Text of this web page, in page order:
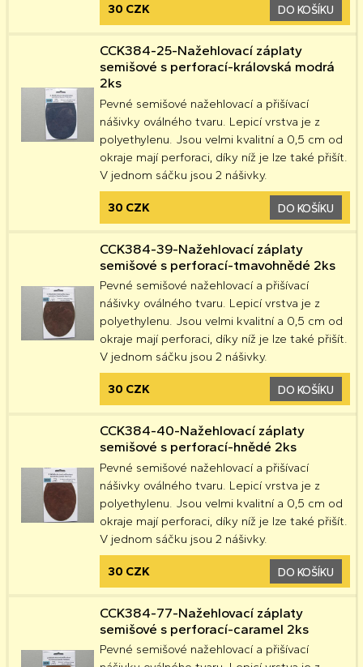
30 CZK DO KOŠÍKU
CCK384-25-Nažehlovací záplaty
semišové s perforací-královská modrá
2ks
Pevné semišové nažehlovací a přišívací
nášivky oválného tvaru. Lepicí vrstva je z
polyethylenu. Jsou velmi kvalitní a 0,5 cm od
okraje mají perforaci, díky níž je lze také přišít.
V jednom sáčku jsou 2 nášivky.
30 CZK DO KOŠÍKU
CCK384-39-Nažehlovací záplaty
semišové s perforací-tmavohnědé 2ks
Pevné semišové nažehlovací a přišívací
nášivky oválného tvaru. Lepicí vrstva je z
polyethylenu. Jsou velmi kvalitní a 0,5 cm od
okraje mají perforaci, díky níž je lze také přišít.
V jednom sáčku jsou 2 nášivky.
30 CZK DO KOŠÍKU
CCK384-40-Nažehlovací záplaty
semišové s perforací-hnědé 2ks
Pevné semišové nažehlovací a přišívací
nášivky oválného tvaru. Lepicí vrstva je z
polyethylenu. Jsou velmi kvalitní a 0,5 cm od
okraje mají perforaci, díky níž je lze také přišít.
V jednom sáčku jsou 2 nášivky.
30 CZK DO KOŠÍKU
CCK384-77-Nažehlovací záplaty
semišové s perforací-caramel 2ks
Pevné semišové nažehlovací a přišívací